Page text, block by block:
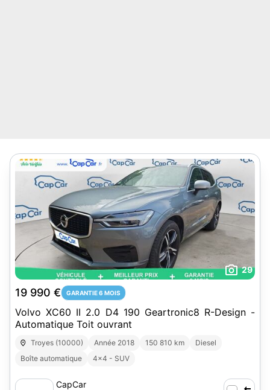
29
19 990 € GARANTIE 6 MOIS
Volvo XC60 II 2.0 D4 190 Geartronic8 R-Design -
Automatique Toit ouvrant
Troyes (10000) Année 2018 150 810 km
Diesel
Boîte automatique
4x4 - SUV
CapCar